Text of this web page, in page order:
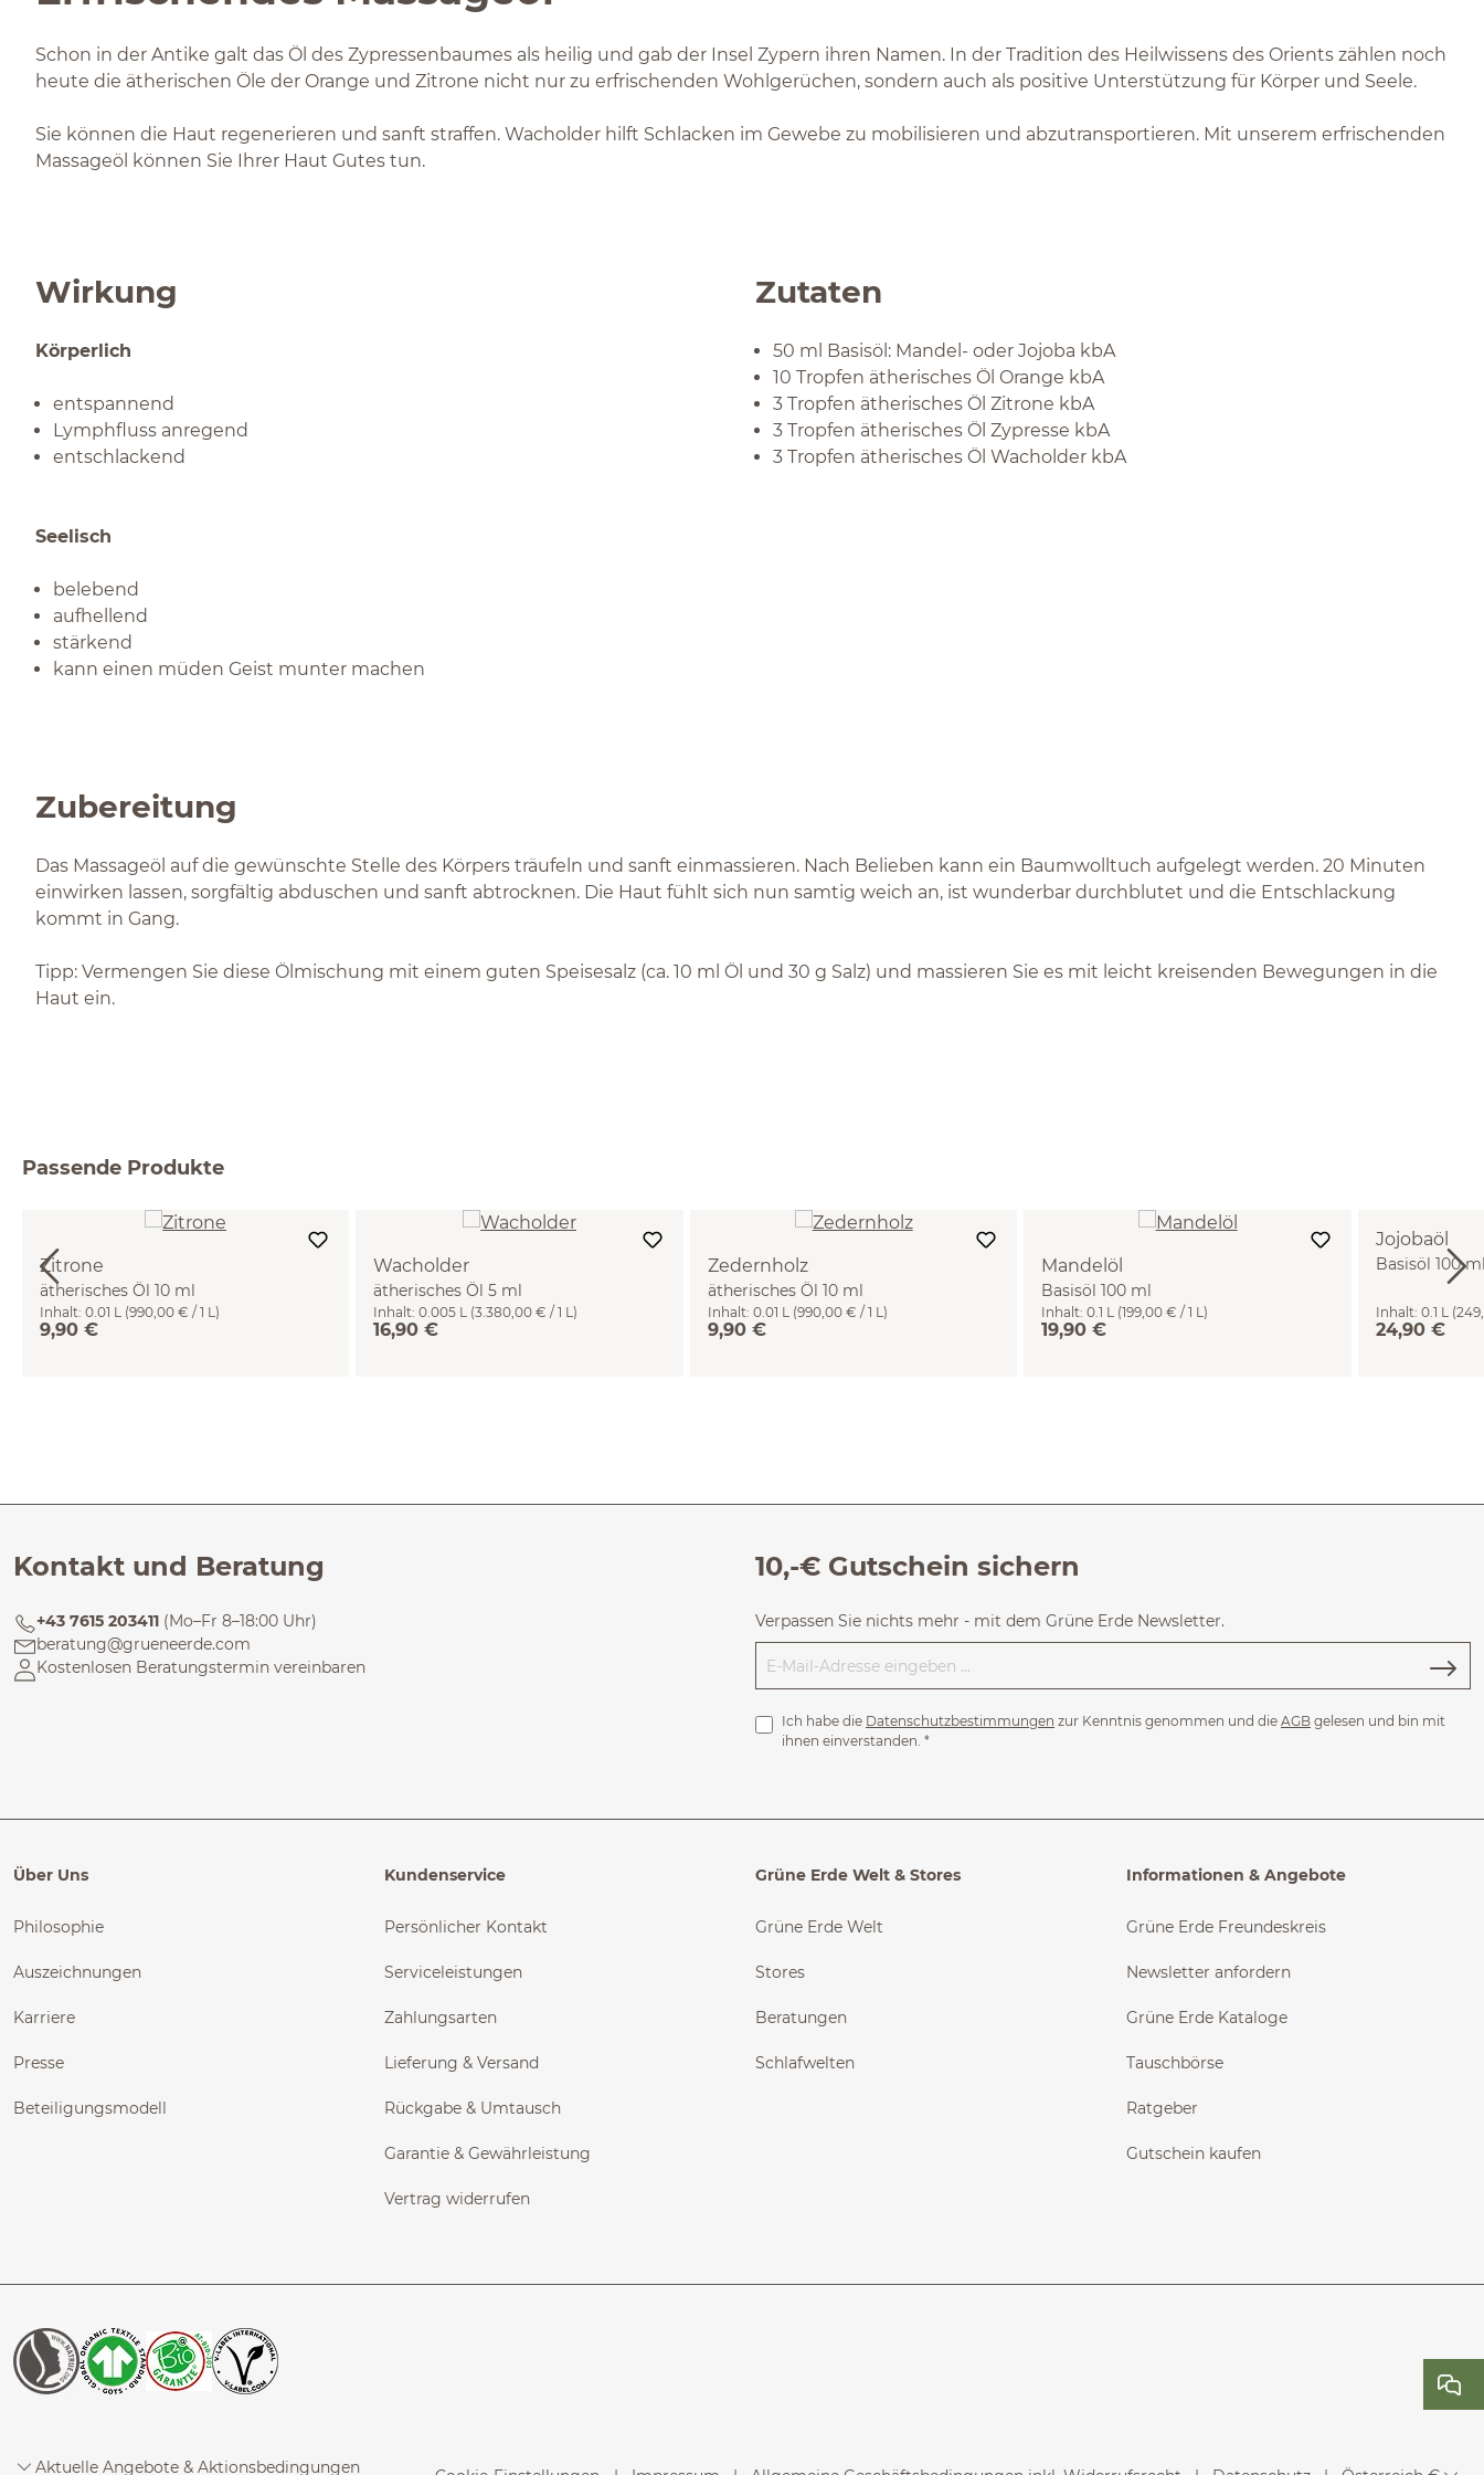
Schon in der Antike galt das Öl des Zypressenbaumes als heilig und gab der Insel Zypern ihren Namen. In der Tradition des Heilwissens des Orients zählen noch
heute die ätherischen Öle der Orange und Zitrone nicht nur zu erfrischenden Wohlgerüchen, sondern auch als positive Unterstützung für Körper und Seele.
Sie können die Haut regenerieren und sanft straffen. Wacholder hilft Schlacken im Gewebe zu mobilisieren und abzutransportieren. Mit unserem erfrischenden
Massageöl können Sie Ihrer Haut Gutes tun.
Wirkung
Körperlich
entspannend
Lymphfluss anregend
entschlackend
Seelisch
belebend
aufhellend
stärkend
kann einen müden Geist munter machen
Zutaten
50 ml Basisöl: Mandel- oder Jojoba kbA
10 Tropfen ätherisches Öl Orange kbA
3 Tropfen ätherisches Öl Zitrone kbA
3 Tropfen ätherisches Öl Zypresse kbA
3 Tropfen ätherisches Öl Wacholder kbA
Zubereitung
Das Massageöl auf die gewünschte Stelle des Körpers träufeln und sanft einmassieren. Nach Belieben kann ein Baumwolltuch aufgelegt werden. 20 Minuten
einwirken lassen, sorgfältig abduschen und sanft abtrocknen. Die Haut fühlt sich nun samtig weich an, ist wunderbar durchblutet und die Entschlackung
kommt in Gang.
Tipp: Vermengen Sie diese Ölmischung mit einem guten Speisesalz (ca. 10 ml Öl und 30 g Salz) und massieren Sie es mit leicht kreisenden Bewegungen in die
Haut ein.
Passende Produkte
Zitrone
ätherisches Öl 10 ml
Inhalt: 0.01 L (990,00 € / 1 L)
9,90 €
Wacholder
ätherisches Öl 5 ml
Inhalt:0.005 L (3.380,00 € / 1 L)
16,90 €
Zedernholz
ätherisches Öl 10 ml
Inhalt: 0.01 L (990,00 € / 1 L)
9,90 €
Mandelöl
Basisöl 100 ml
Inhalt:0.1 L (199,00 € / 1 L)
19,90 €
Jojobaöl
Basisöl 100
Inhalt: 0.1 L
24,90 €
Kontakt und Beratung
+43 7615 203411 (Mo–Fr 8–18:00 Uhr)
beratung@grueneerde.com
Kostenlosen Beratungstermin vereinbaren
10,-€ Gutschein sichern
Verpassen Sie nichts mehr - mit dem Grüne Erde Newsletter.
Ich habe die Datenschutzbestimmungen zur Kenntnis genommen und die AGB gelesen und bin mit
ihnen einverstanden. *
Über Uns
Philosophie
Auszeichnungen
Karriere
Presse
Beteiligungsmodell
Kundenservice
Persönlicher Kontakt
Serviceleistungen
Zahlungsarten
Lieferung & Versand
Rückgabe & Umtausch
Garantie & Gewährleistung
Vertrag widerrufen
Grüne Erde Welt & Stores
Grüne Erde Welt
Stores
Beratungen
Schlafwelten
Informationen & Angebote
Grüne Erde Freundeskreis
Newsletter anfordern
Grüne Erde Kataloge
Tauschbörse
Ratgeber
Gutschein kaufen
Aktuelle Angebote & Aktionsbedingungen